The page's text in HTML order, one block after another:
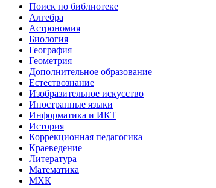
Поиск по библиотеке
Алгебра
Астрономия
Биология
География
Геометрия
Дополнительное образование
Естествознание
Изобразительное искусство
Иностранные языки
Информатика и ИКТ
История
Коррекционная педагогика
Краеведение
Литература
Математика
МХК